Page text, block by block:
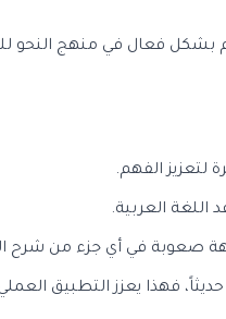
بشكل فعال في منهج النحو
لتعزيز الفهم.
العربية.
صعوبة في أي جزء من شرح
فهذا يعزز التطبيق